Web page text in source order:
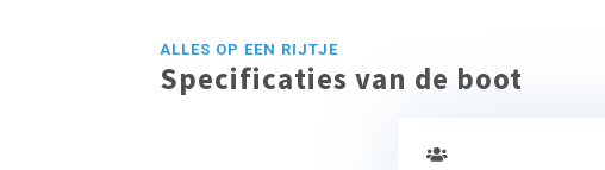
ALLES OP EEN RIJTJE
Specificaties van de boot